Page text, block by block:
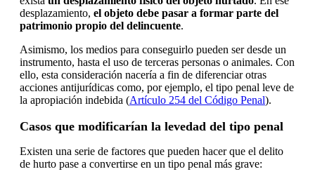
desplazamiento, el objeto debe pasar a formar parte del
patrimonio propio del delincuente.
Asimismo, los medios para conseguirlo pueden ser desde un
instrumento, hasta el uso de terceras personas o animales. Con
ello, esta consideración nacería a fin de diferenciar otras
acciones antijurídicas como, por ejemplo, el tipo penal leve de
la apropiación indebida (Artículo 254 del Código Penal).
Casos que modificarían la levedad del tipo penal
Existen una serie de factores que pueden hacer que el delito
de hurto pase a convertirse en un tipo penal más grave: